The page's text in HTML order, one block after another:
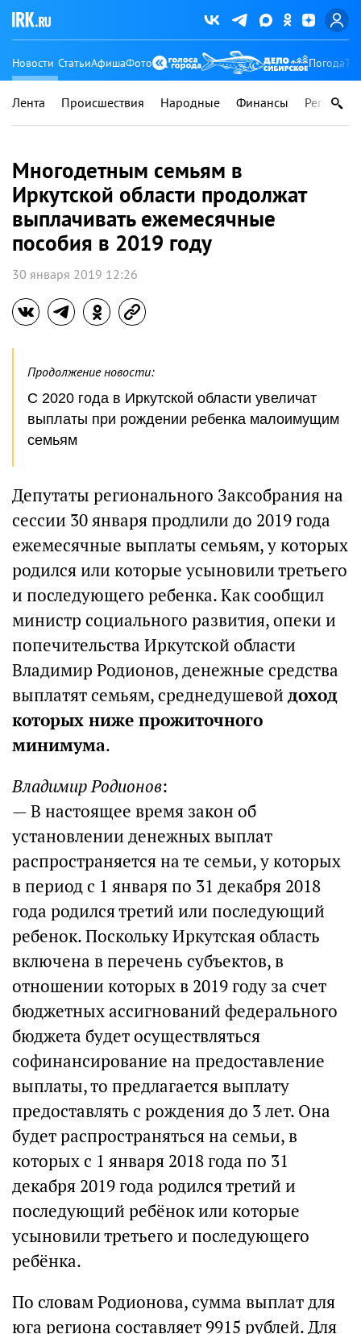
Новости СтатьиАфишаФото Погода
Лента Происшествия Народные Финансы Регионы
Многодетным семьям в
Иркутской области продолжат
выплачивать ежемесячные
пособия в 2019 году
30 января 2019 12:26
Продолжение новости:
C 2020 года в Иркутской области увеличат
выплаты при рождении ребенка малоимущим
семьям
Депутаты регионального Заксобрания на
сессии 30 января продлили до 2019 года
ежемесячные выплаты семьям, у которых
родился или которые усыновили третьего
и последующего ребенка. Как сообщил
министр социального развития, опеки и
попечительства Иркутской области
Владимир Родионов, денежные средства
выплатят семьям, среднедушевой доход
которых ниже прожиточного
минимума.
Владимир Родионов:
— В настоящее время закон об
установлении денежных выплат
распространяется на те семьи, у которых
в период с 1 января по 31 декабря 2018
года родился третий или последующий
ребенок. Поскольку Иркутская область
включена в перечень субъектов, в
отношении которых в 2019 году за счет
бюджетных ассигнований федерального
бюджета будет осуществляться
софинансирование на предоставление
выплаты, то предлагается выплату
предоставлять с рождения до 3 лет. Она
будет распространяться на семьи, в
которых с 1 января 2018 года по 31
декабря 2019 года родился третий и
последующий ребёнок или которые
усыновили третьего и последующего
ребёнка.
По словам Родионова, сумма выплат для
юга региона составляет 9915 рублей. Для